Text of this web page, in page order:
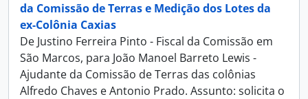
da Comissão de Terras e Medição dos Lotes da
ex-Colônia Caxias
De Justino Ferreira Pinto - Fiscal da Comissão em
São Marcos, para João Manoel Barreto Lewis -
Ajudante da Comissão de Terras das colônias
Alfredo Chaves e Antonio Prado. Assunto: solicita o